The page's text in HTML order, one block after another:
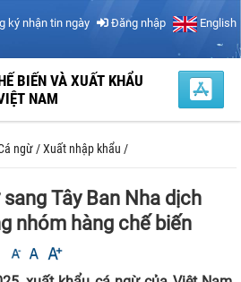
ký nhận tin ngày Đăng nhập English
BIẾN VÀ XUẤT KHẨU
NAM
ngừ /Xuất nhập khẩu /
Tây Ban Nha dịch
nhóm hàng chế biến